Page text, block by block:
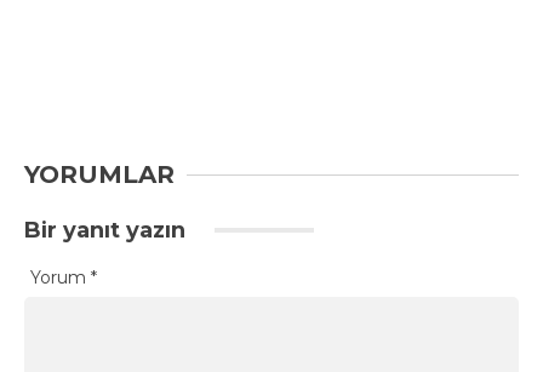
YORUMLAR
Bir yanıt yazın
Yorum *